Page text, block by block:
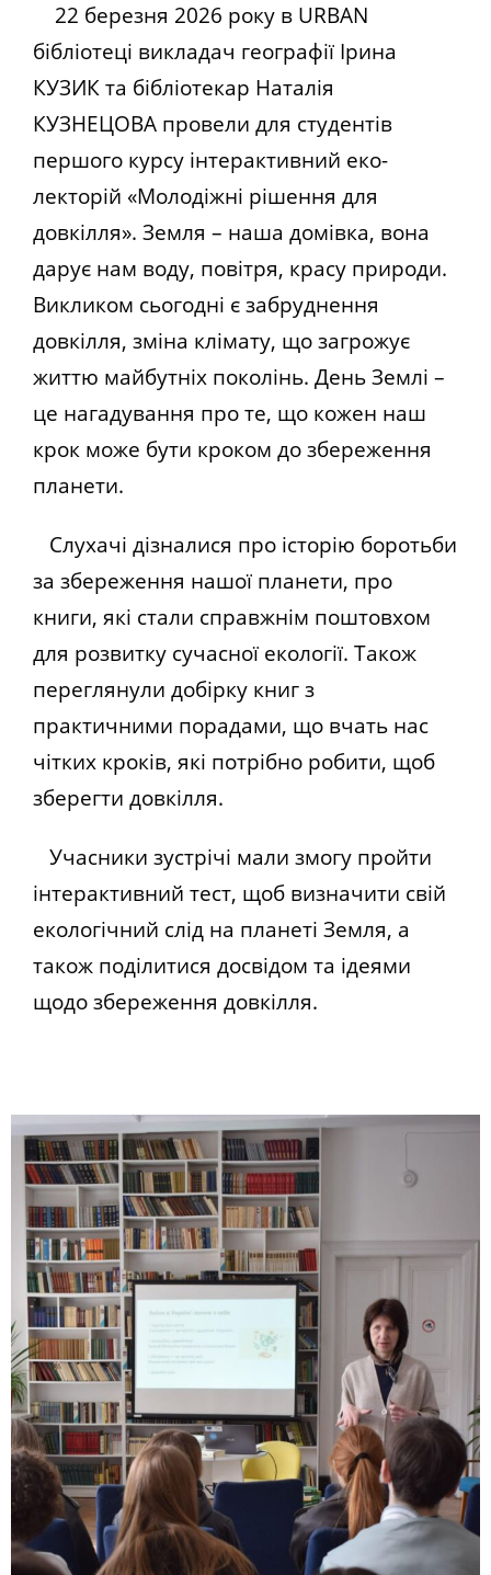
22 березня 2026 року в URBAN
бібліотеці викладач географії Ірина
КУЗИК та бібліотекар Наталія
КУЗНЕЦОВА провели для студентів
першого курсу інтерактивний еко-
лекторій «Молодіжні рішення для
довкілля». Земля – наша домівка, вона
дарує нам воду, повітря, красу природи.
Викликом сьогодні є забруднення
довкілля, зміна клімату, що загрожує
життю майбутніх поколінь. День Землі –
це нагадування про те, що кожен наш
крок може бути кроком до збереження
планети.
Слухачі дізналися про історію боротьби
за збереження нашої планети, про
книги, які стали справжнім поштовхом
для розвитку сучасної екології. Також
переглянули добірку книг з
практичними порадами, що вчать нас
чітких кроків, які потрібно робити, щоб
зберегти довкілля.
Учасники зустрічі мали змогу пройти
інтерактивний тест, щоб визначити свій
екологічний слід на планеті Земля, а
також поділитися досвідом та ідеями
щодо збереження довкілля.